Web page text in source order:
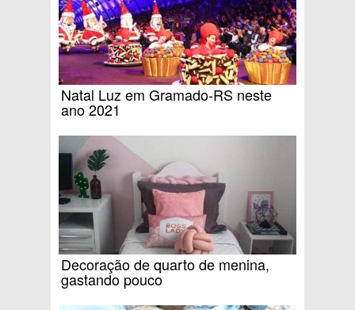
Natal Luz em Gramado-RS neste
ano 2021
Decoração de quarto de menina,
gastando pouco